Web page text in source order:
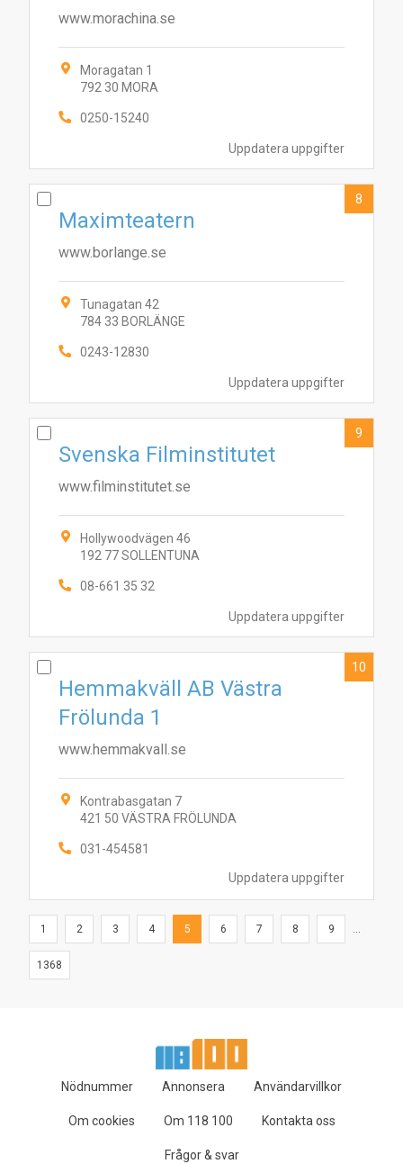
Uppdatera uppgifter
www.morachina.se
Moragatan 1
792 30 MORA
0250-15240
Uppdatera uppgifter
Maximteatern
www.borlange.se
Tunagatan 42
784 33 BORLÄNGE
0243-12830
8
Uppdatera uppgifter
Svenska Filminstitutet
www.filminstitutet.se
Hollywoodvägen 46
192 77 SOLLENTUNA
08-661 35 32
9
Uppdatera uppgifter
Hemmakväll AB Västra
Frölunda 1
www.hemmakvall.se
Kontrabasgatan 7
421 50 VÄSTRA FRÖLUNDA
031-454581
10
1 2 3 4 5 6 7 8 9 ...
1368
Nödnummer Annonsera Användarvillkor
Om cookies Om 118 100 Kontakta oss
Frågor & svar